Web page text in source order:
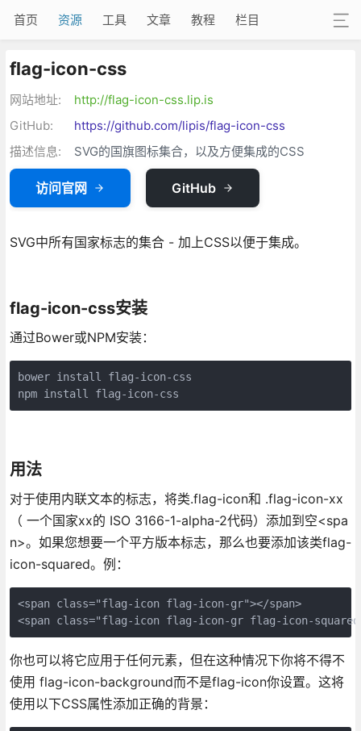
首页 资源 工具 文章 教程 栏目
flag-icon-css
网站地址:
http://flag-icon-css.lip.is
GitHub:
https://github.com/lipis/flag-icon-css
描述信息:
SVG的国旗图标集合，以及方便集成的CSS
访问官网 GitHub
SVG中所有国家标志的集合 - 加上CSS以便于集成。
flag-icon-css安装
通过Bower或NPM安装：
bower install flag-icon-css
npm install flag-icon-css
用法
对于使用内联文本的标志，将类.flag-icon和 .flag-icon-xx
（ 一个国家xx的 ISO 3166-1-alpha-2代码）添加到空<spa
n>。如果您想要一个平方版本标志，那么也要添加该类flag-
icon-squared。例：
<span class="flag-icon flag-icon-gr"></span>
<span class="flag-icon flag-icon-gr flag-icon-
你也可以将它应用于任何元素，但在这种情况下你将不得不
使用 flag-icon-background而不是flag-icon你设置。这将
使用以下CSS属性添加正确的背景：